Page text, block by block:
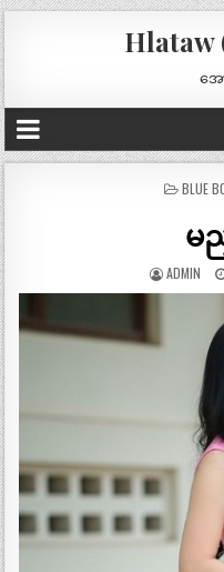
Hlataw
အေ
POSTED
BLUE
မ
ADMIN